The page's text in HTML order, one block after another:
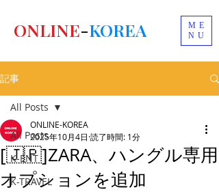
ME
NU
ONLINE-KOREA
記事
All Posts
K-ENT
K-TRAVEL
All Posts
[🇯🇵]ZARA、ハングル専用
オプションを追加
ONLINE-KOREA
2025年10月4日 読了時間: 1分